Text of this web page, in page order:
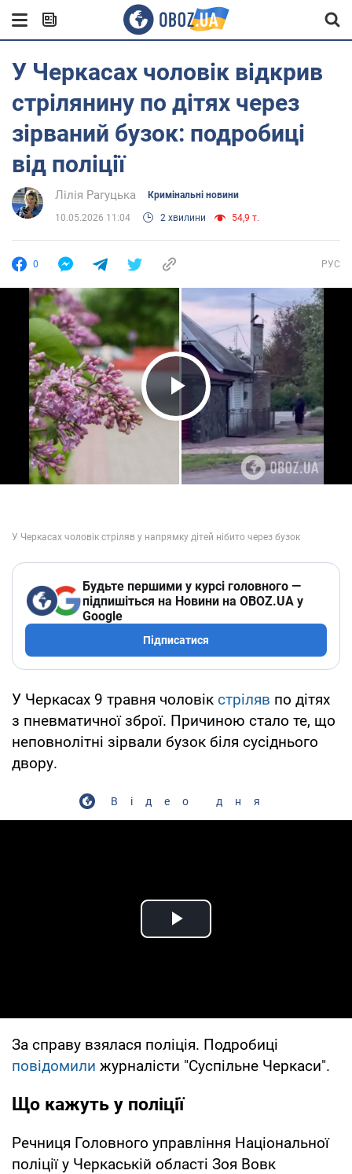
У Черкасах чоловік відкрив
стрілянину по дітях через
зірваний бузок: подробиці
від поліції
Лілія Рагуцька Кримінальні новини
10.05.2026 11:04 2 хвилини 54,9 т.
0 РУС
Play Video
Будьте першими у курсі головного —
підпишіться на Новини на OBOZ.UA у
Google
Підписатися
У Черкасах 9 травня чоловік стріляв по дітях
з пневматичної зброї. Причиною стало те, що
неповнолітні зірвали бузок біля сусіднього
двору.
Відео дня
Play Video
За справу взялася поліція. Подробиці
повідомили журналісти "Суспільне Черкаси".
Що кажуть у поліції
Речниця Головного управління Національної
поліції у Черкаській області Зоя Вовк